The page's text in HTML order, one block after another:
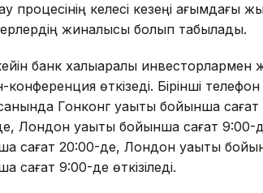
процесінің келесі кезеңі ағымдағы
жиналысы болып табылады.
банк халықаралық инвесторлармен
конференция өткізеді. Бірінші
Гонконг уақыты бойынша
Лондон уақыты бойынша сағат 9:00-де
сағат 20:00-де, Лондон уақыты
сағат 9:00-де өткізіледі.